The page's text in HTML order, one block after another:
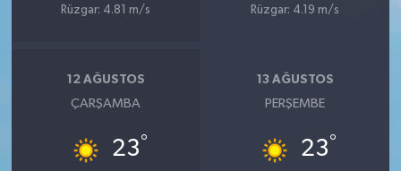
Rüzgar: 4.81 m/s
Rüzgar: 4.19 m/s
12 AĞUSTOS
ÇARŞAMBA
23°
13 AĞUSTOS
PERŞEMBE
23°